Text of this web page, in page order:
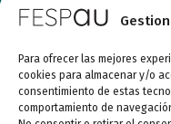
Para ofrecer las mejores
cookies para almacenar y/o
consentimiento de estas
comportamiento de
Contacto
¡Colabora!